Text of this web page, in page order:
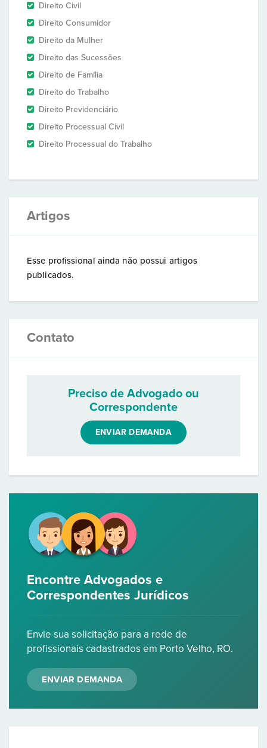
Direito Civil
Direito Consumidor
Direito da Mulher
Direito das Sucessões
Direito de Família
Direito do Trabalho
Direito Previdenciário
Direito Processual Civil
Direito Processual do Trabalho
Artigos
Esse profissional ainda não possui artigos
publicados.
Contato
Preciso de Advogado ou
Correspondente
ENVIAR DEMANDA
Encontre Advogados e
Correspondentes Jurídicos
Envie sua solicitação para a rede de
profissionais cadastrados em Porto Velho, RO.
ENVIAR DEMANDA